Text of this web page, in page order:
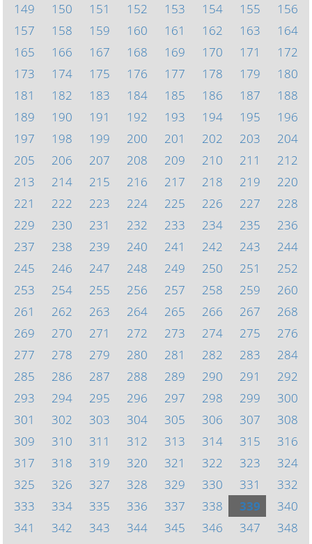
149
150 151 152 153 154 155
156
157
158 159 160 161 162 163
164
165
166 167 168 169 170 171
172
173
174 175 176 177 178 179
180
181
182 183 184 185 186 187
188
189
190 191 192 193 194 195
196
197
198 199 200 201 202 203
204
205
206 207 208 209 210 211
212
213
214 215 216 217 218 219
220
221
222 223 224 225 226 227
228
229
230 231 232 233 234 235
236
237
238 239 240 241 242 243
244
245
246 247 248 249 250 251
252
253
254 255 256 257 258 259
260
261
262 263 264 265 266 267
268
269
270 271 272 273 274 275
276
277
278 279 280 281 282 283
284
285
286 287 288 289 290 291
292
293
294 295 296 297 298 299
300
301
302 303 304 305 306 307
308
309
310 311 312 313 314 315
316
317
318 319 320 321 322 323
324
325
326 327 328 329 330 331
332
333
334 335 336 337 338 339
340
341
342 343 344 345 346 347
348